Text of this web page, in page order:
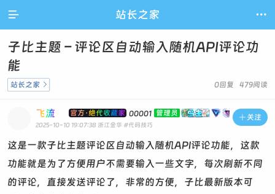
 站长之家 
子比主题 – 评论区自动输入随机API评论功
能
0回复 479阅读
站长之家 
 关注
飞流 官方·绝代收藏家 00001 管理员
2025-10-10 19:07:38 浙江金华 #代码技巧
这是一款子比主题评论区自动输入随机API评论功能，这款
功能就是为了方便用户不需要输入一些文字，每次刷新不同
的评论，直接发送评论了，非常的方便，子比最新版本可